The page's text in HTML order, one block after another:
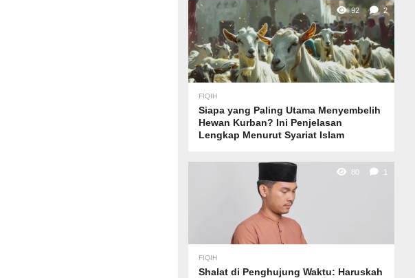
92 2
FIQIH
Siapa yang Paling Utama Menyembelih
Hewan Kurban? Ini Penjelasan
Lengkap Menurut Syariat Islam
80 1
FIQIH
Shalat di Penghujung Waktu: Haruskah